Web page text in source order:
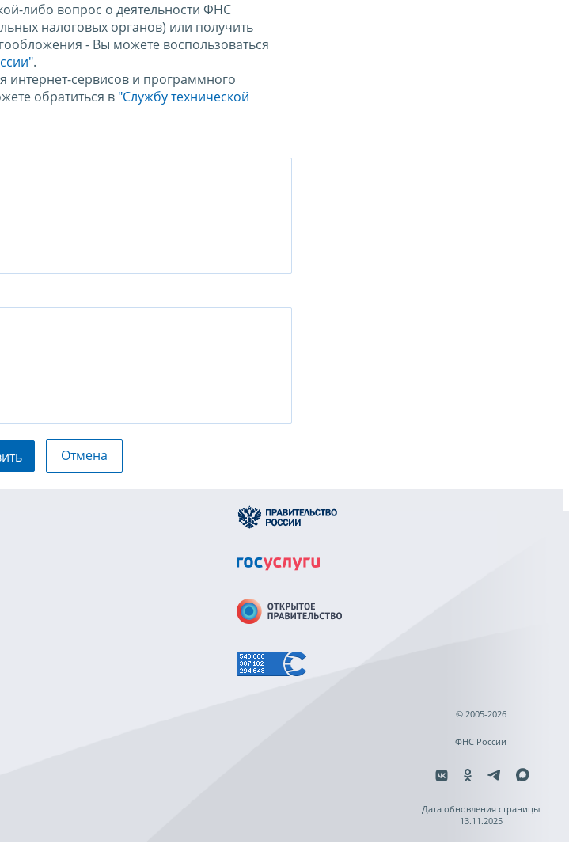
либо вопрос о деятельности ФНС
налоговых органов) или получить
- Вы можете воспользоваться
.
сервисов и программного
обратиться в "Службу технической
Отмена
© 2005-2026
ФНС России
Дата обновления страницы
13.11.2025